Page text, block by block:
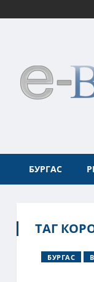
БУРГАС
ТАГ
БУРГАС